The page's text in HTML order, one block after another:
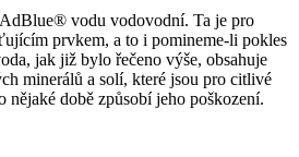
vodu vodovodní. Ta je pro
prvkem, a to i pomineme-li pokles
jak již bylo řečeno výše, obsahuje
minerálů a solí, které jsou pro citlivé
nějaké době způsobí jeho poškození.